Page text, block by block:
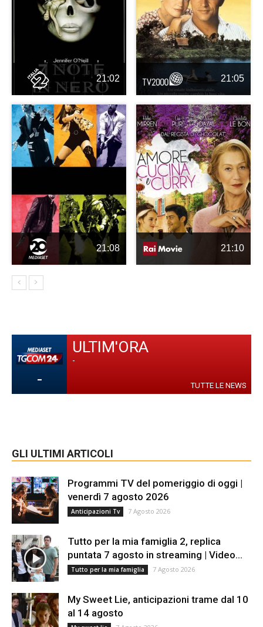
21:02 21:05
21:08 21:10
-
ULTIM'ORA
-
TUTTE LE NEWS
GLI ULTIMI ARTICOLI
Programmi TV del pomeriggio di oggi |
venerdì 7 agosto 2026
Anticipazioni Tv 7 Agosto 2026
Tutto per la mia famiglia 2, replica
puntata 7 agosto in streaming | Video...
Tutto per la mia famiglia 7 Agosto 2026
My Sweet Lie, anticipazioni trame dal 10
al 14 agosto